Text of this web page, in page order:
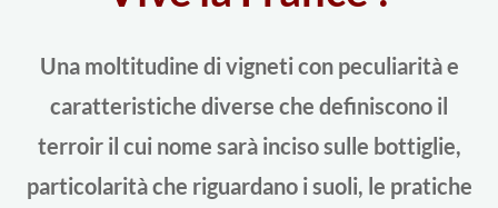
Una moltitudine di vigneti con peculiarità e
caratteristiche diverse che definiscono il
terroir il cui nome sarà inciso sulle bottiglie,
particolarità che riguardano i suoli, le pratiche